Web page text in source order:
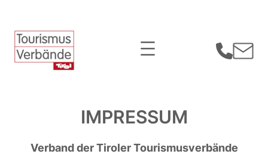
Inhalt
springen
IMPRESSUM
Verband der Tiroler Tourismusverbände